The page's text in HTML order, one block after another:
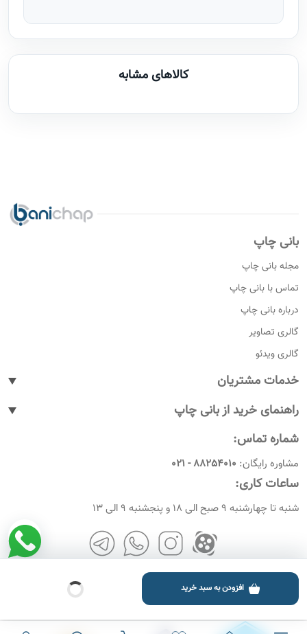
کالاهای مشابه
افزودن به سبد خرید
بانی چاپ
مجله بانی چاپ
تماس با بانی چاپ
درباره بانی چاپ
گالری تصاویر
گالری ویدئو
خدمات مشتریان
پیگیری سفارشات
رویه های بازگرداندن کالا
شرایط و قوانین
راهنمای خرید از بانی چاپ
نحوه ثبت سفارش
نحوه ثبت نام
نحوه ارسال سفارشات
راهنمای پرداخت
شماره تماس:
مشاوره رایگان: 88254010 - 021
ساعات کاری:
شنبه تا چهارشنبه 9 صبح الی 18 و پنجشنبه 9 الی 13